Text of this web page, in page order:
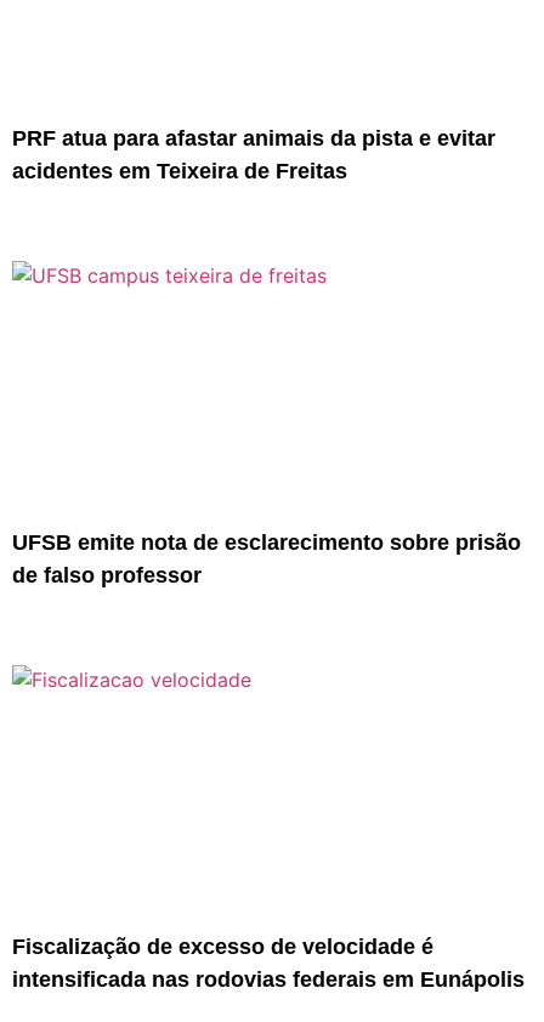
PRF atua para afastar animais da pista e evitar
acidentes em Teixeira de Freitas
UFSB emite nota de esclarecimento sobre prisão
de falso professor
Fiscalização de excesso de velocidade é
intensificada nas rodovias federais em Eunápolis